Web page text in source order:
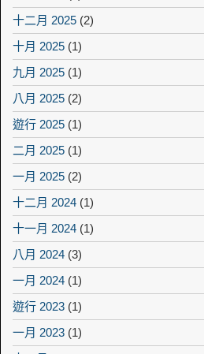
十二月 2025 (2)
十月 2025 (1)
九月 2025 (1)
八月 2025 (2)
遊行 2025 (1)
二月 2025 (1)
一月 2025 (2)
十二月 2024 (1)
十一月 2024 (1)
八月 2024 (3)
一月 2024 (1)
遊行 2023 (1)
一月 2023 (1)